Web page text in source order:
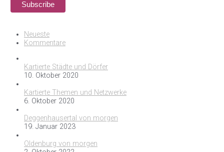
Neueste
Kommentare
Kartierte Städte und Dörfer
10. Oktober 2020
Kartierte Themen und Netzwerke
6. Oktober 2020
Deggenhausertal von morgen
19. Januar 2023
Oldenburg von morgen